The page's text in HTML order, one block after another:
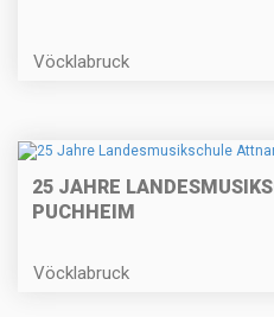
Vöcklabruck
25 JAHRE
PUCHHEIM
Vöcklabruck